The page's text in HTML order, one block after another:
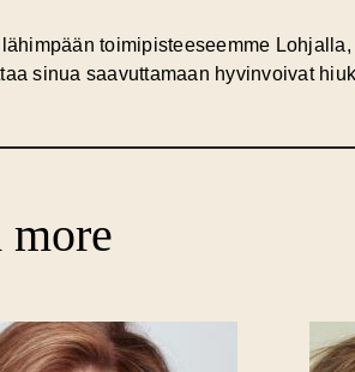
lähimpään toimipisteeseemme
sinua saavuttamaan hyvinvoivat
more